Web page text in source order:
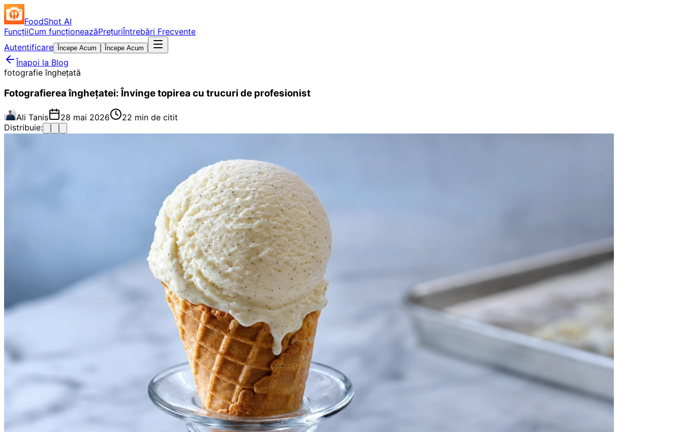
FoodShot AI
FuncțiiCum funcționeazăPrețuriÎntrebări Frecvente
Autentificare
Începe Acum Începe Acum
Înapoi la Blog
fotografie înghețată
Fotografierea înghețatei: Învinge topirea cu trucuri de profesionist
Ali Tanis 28 mai 2026
22 min de citit
Distribuie: